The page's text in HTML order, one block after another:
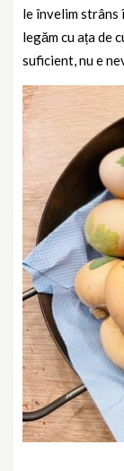
le învelim strâns
legăm cu ața de
suficient, nu e